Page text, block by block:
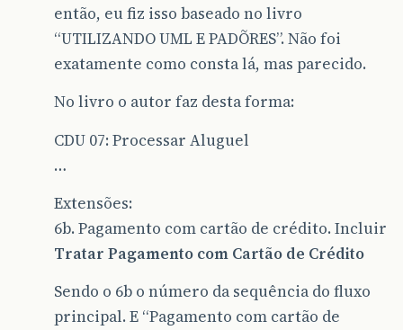
então, eu fiz isso baseado no livro
“UTILIZANDO UML E PADÕRES”. Não foi
exatamente como consta lá, mas parecido.
No livro o autor faz desta forma:
CDU 07: Processar Aluguel
…
Extensões:
6b. Pagamento com cartão de crédito. Incluir
Tratar Pagamento com Cartão de Crédito
Sendo o 6b o número da sequência do fluxo
principal. E “Pagamento com cartão de